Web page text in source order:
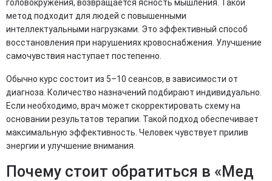
головокружения, возвращается ясность мышления. Такой
метод подходит для людей с повышенными
интеллектуальными нагрузками. Это эффективный способ
восстановления при нарушениях кровоснабжения. Улучшение
самочувствия наступает постепенно.
Обычно курс состоит из 5–10 сеансов, в зависимости от
диагноза. Количество назначений подбирают индивидуально.
Если необходимо, врач может скорректировать схему на
основании результатов терапии. Такой подход обеспечивает
максимальную эффективность. Человек чувствует прилив
энергии и улучшение внимания.
Почему стоит обратиться в «Мед